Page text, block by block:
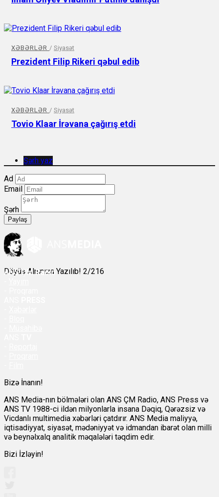
XƏBƏRLƏR / Siyasət
Prezident Filip Rikeri qəbul edib
XƏBƏRLƏR / Siyasət
Tovio Klaar İrəvana çağırış etdi
Şərh yaz
Ad
Email
Şərh
Paylaş
Döyüş Alnınıza Yazılıb! 2/216
ANSÇM Radio
Bizə İnanın!
ANS Media-nın bölmələri olan ANS ÇM Radio, ANS Press və
ANS TV 1988-ci ildən milyonlarla insana Dəqiq, Qərəzsiz və
Vicdanlı multimedia xəbərləri çatdırır. ANS Media maliyyə,
iqtisadiyyat, siyasət, mədəniyyət və idmandan ibarət olan milli
və beynəlxalq analitik məqalələri təqdim edir.
Bizi İzləyin!